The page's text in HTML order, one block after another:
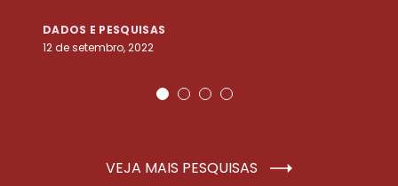
DADOS E PESQUISAS
12 de setembro, 2022
VEJA MAIS PESQUISAS